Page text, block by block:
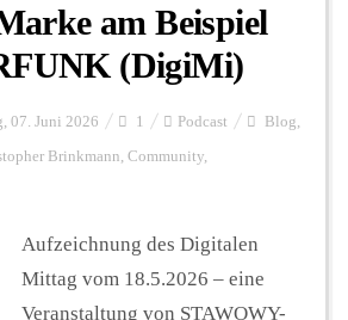
am Beispiel
(DigiMi)
07. Juni 2026 1 Podcast Blog,
Brinkmann, Community,
Aufzeichnung des Digitalen
Mittag vom 18.5.2026 – eine
Veranstaltung von ⁠STAWOWY-